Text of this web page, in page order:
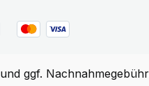
und ggf.